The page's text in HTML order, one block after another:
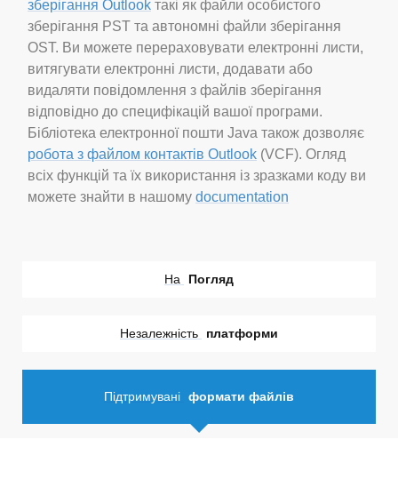
зберігання Outlook такі як файли особистого
зберігання PST та автономні файли зберігання
OST. Ви можете перераховувати електронні листи,
витягувати електронні листи, додавати або
видаляти повідомлення з файлів зберігання
відповідно до специфікацій вашої програми.
Бібліотека електронної пошти Java також дозволяє
робота з файлом контактів Outlook (VCF). Огляд
всіх функцій та їх використання із зразками коду ви
можете знайти в нашому documentation
На Погляд
Незалежність платформи
Підтримувані формати файлів